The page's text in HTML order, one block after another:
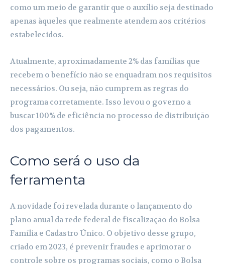
como um meio de garantir que o auxílio seja destinado
apenas àqueles que realmente atendem aos critérios
estabelecidos.
Atualmente, aproximadamente 2% das famílias que
recebem o benefício não se enquadram nos requisitos
necessários. Ou seja, não cumprem as regras do
programa corretamente. Isso levou o governo a
buscar 100% de eficiência no processo de distribuição
dos pagamentos.
Como será o uso da
ferramenta
A novidade foi revelada durante o lançamento do
plano anual da rede federal de fiscalização do Bolsa
Família e Cadastro Único. O objetivo desse grupo,
criado em 2023, é prevenir fraudes e aprimorar o
controle sobre os programas sociais, como o Bolsa